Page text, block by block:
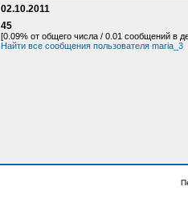
02.10.2011
45
[0.09% от общего числа / 0.01 сообщений в
Найти все сообщения пользователя maria_3